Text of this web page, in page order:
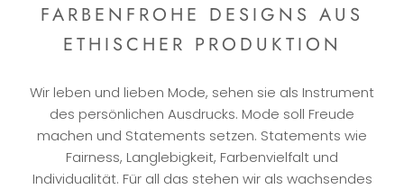
FARBENFROHE DESIGNS AUS
ETHISCHER PRODUKTION
Wir leben und lieben Mode, sehen sie als Instrument
des persönlichen Ausdrucks. Mode soll Freude
machen und Statements setzen. Statements wie
Fairness, Langlebigkeit, Farbenvielfalt und
Individualität. Für all das stehen wir als wachsendes